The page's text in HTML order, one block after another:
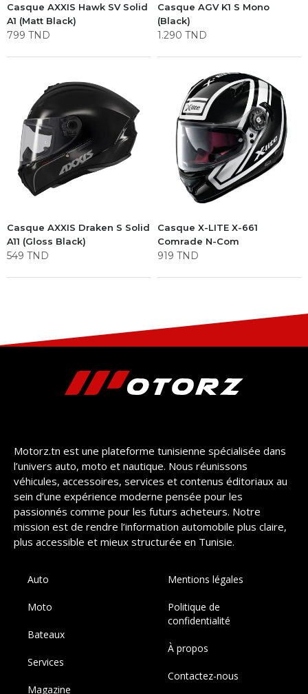
Casque AXXIS Hawk SV Solid
A1 (Matt Black)
799 TND
Casque AGV K1 S Mono
(Black)
1.290 TND
Casque AXXIS Draken S Solid
A11 (Gloss Black)
549 TND
Casque X-LITE X-661
Comrade N-Com
919 TND
Motorz.tn est une plateforme tunisienne spécialisée dans
l’univers auto, moto et nautique. Nous réunissons
véhicules, accessoires, services et contenus éditoriaux au
sein d’une expérience moderne pensée pour les
passionnés comme pour les futurs acheteurs. Notre
mission est de rendre l’information automobile plus claire,
plus accessible et mieux structurée en Tunisie.
Auto
Moto
Bateaux
Services
Magazine
Mentions légales
Politique de
confidentialité
À propos
Contactez-nous